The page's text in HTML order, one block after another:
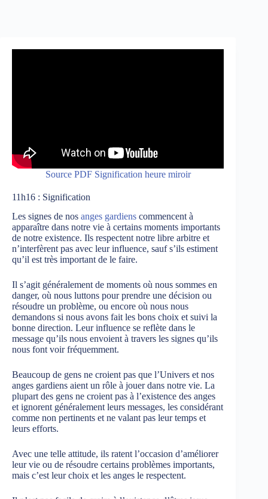
Source PDF Signification heure miroir
11h16 : Signification
Les signes de nos anges gardiens commencent à
apparaître dans notre vie à certains moments importants
de notre existence. Ils respectent notre libre arbitre et
n’interfèrent pas avec leur influence, sauf s’ils estiment
qu’il est très important de le faire.
Il s’agit généralement de moments où nous sommes en
danger, où nous luttons pour prendre une décision ou
résoudre un problème, ou encore où nous nous
demandons si nous avons fait les bons choix et suivi la
bonne direction. Leur influence se reflète dans le
message qu’ils nous envoient à travers les signes qu’ils
nous font voir fréquemment.
Beaucoup de gens ne croient pas que l’Univers et nos
anges gardiens aient un rôle à jouer dans notre vie. La
plupart des gens ne croient pas à l’existence des anges
et ignorent généralement leurs messages, les considérant
comme non pertinents et ne valant pas leur temps et
leurs efforts.
Avec une telle attitude, ils ratent l’occasion d’améliorer
leur vie ou de résoudre certains problèmes importants,
mais c’est leur choix et les anges le respectent.